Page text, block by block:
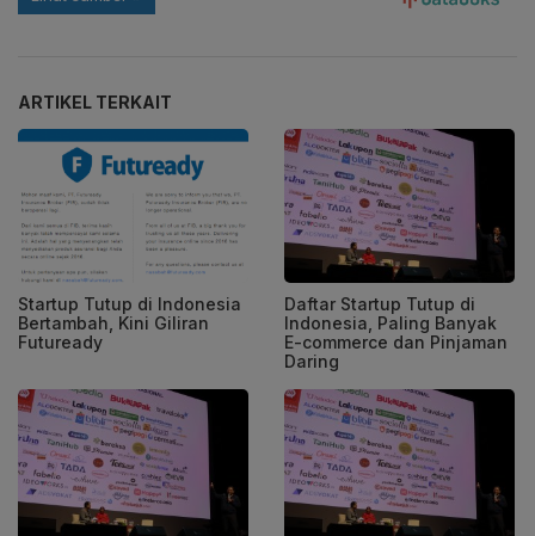
ARTIKEL TERKAIT
Startup Tutup di Indonesia
Bertambah, Kini Giliran
Futuready
Daftar Startup Tutup di
Indonesia, Paling Banyak
E-commerce dan Pinjaman
Daring